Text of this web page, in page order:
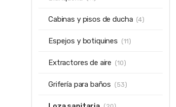
Cabinas y pisos de ducha (4)
Espejos y botiquines (11)
Extractores de aire (10)
Grifería para baños (53)